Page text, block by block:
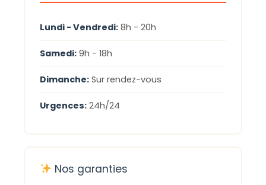
Lundi - Vendredi: 8h - 20h
Samedi: 9h - 18h
Dimanche: Sur rendez-vous
Urgences: 24h/24
Nos garanties